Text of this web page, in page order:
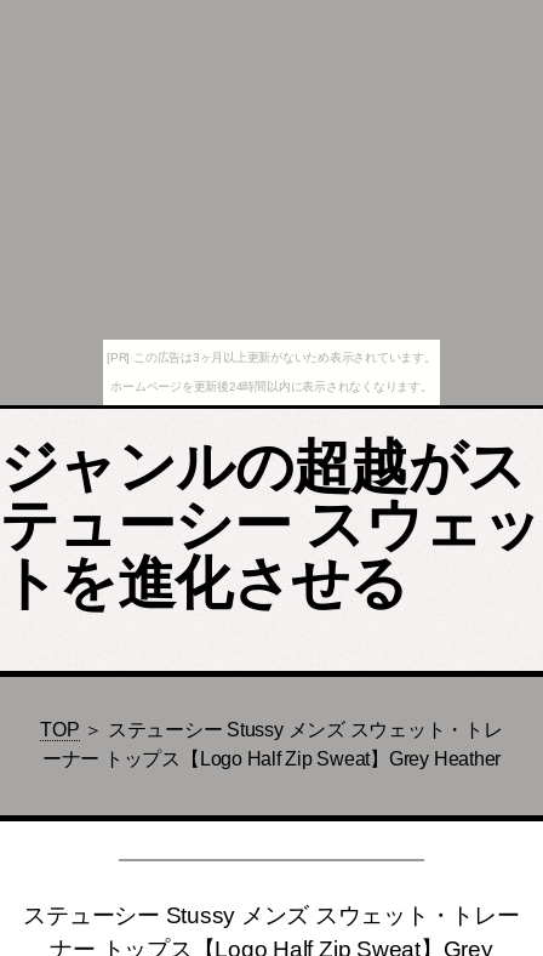
[PR] この広告は3ヶ月以上更新がないため表示されています。
ホームページを更新後24時間以内に表示されなくなります。
ジャンルの超越がス
テューシー スウェッ
トを進化させる
TOP ＞ ステューシー Stussy メンズ スウェット・トレ
ーナー トップス【Logo Half Zip Sweat】Grey Heather
ステューシー Stussy メンズ スウェット・トレー
ナー トップス【Logo Half Zip Sweat】Grey